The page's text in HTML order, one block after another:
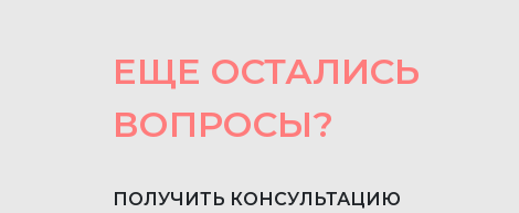
ЕЩЕ ОСТАЛИСЬ
ВОПРОСЫ?
ПОЛУЧИТЬ КОНСУЛЬТАЦИЮ